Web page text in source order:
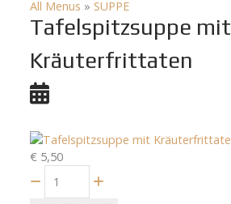
All Menus » SUPPE
Tafelspitzsuppe mit
Kräuterfrittaten
€ 5,50